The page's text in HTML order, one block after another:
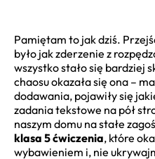
Pamiętam to jak dziś.
było jak zderzenie z
wszystko stało się bardziej
chaosu okazała się ona –
dodawania, pojawiły się
zadania tekstowe na pół
naszym domu na stałe
klasa 5 ćwiczenia, które
wybawieniem i, nie